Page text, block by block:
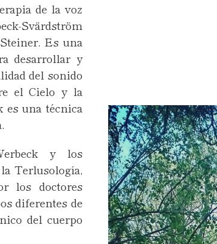
de la voz
Svärdström
Es una
desarrollar y
del sonido
el Cielo y la
es una técnica
y los
Terlusología,
los doctores
diferentes de
del cuerpo